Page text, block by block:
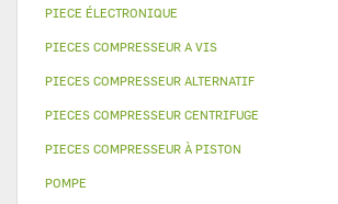
PIECE ÉLECTRONIQUE
PIECES COMPRESSEUR A VIS
PIECES COMPRESSEUR ALTERNATIF
PIECES COMPRESSEUR CENTRIFUGE
PIECES COMPRESSEUR À PISTON
POMPE